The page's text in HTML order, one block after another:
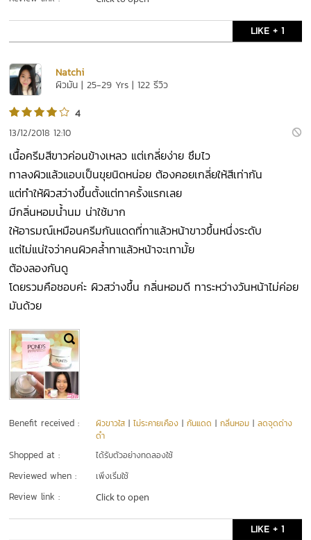
LIKE + 1
Natchi
ผิวมัน | 25-29 Yrs | 122 รีวิว
4
13/12/2018 12:10
เนื้อครีมสีขาวค่อนข้างเหลว แต่เกลี่ยง่าย ซึมไว
ทาลงผิวแล้วแอบเป็นขุยนิดหน่อย ต้องคอยเกลี่ยให้สีเท่ากัน
แต่ทำให้ผิวสว่างขึ้นตั้งแต่ทาครั้งแรกเลย
มีกลิ่นหอมน้ำนม น่าใช้มาก
ให้อารมณ์เหมือนครีมกันแดดที่ทาแล้วหน้าขาวขึ้นหนึ่งระดับ
แต่ไม่แน่ใจว่าคนผิวคล้ำทาแล้วหน้าจะเทามั้ย
ต้องลองกันดู
โดยรวมคือชอบค่ะ ผิวสว่างขึ้น กลิ่นหอมดี ทาระหว่างวันหน้าไม่ค่อย
มันด้วย
Benefit received : ผิวขาวใส |ไม่ระคายเคือง |กันแดด |กลิ่นหอม |ลดจุดด่าง
ดำ
Shopped at : ได้รับตัวอย่างทดลองใช้
Reviewed when : เพิ่งเริ่มใช้
Review link : Click to open
LIKE + 1